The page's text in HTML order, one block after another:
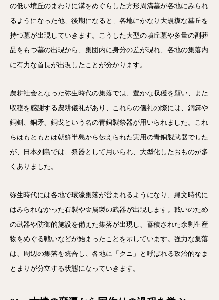
の低い墳丘のまわりに溝をめぐらした方形周溝墓が各地にみられ
るようになった他、後期になると、各地にかなり大規模な墓丘を
持つ墓が出現していきます。こうした大型の墳丘墓や多量の副葬
品をもつ墓の出現から、集団内に身分の差が現れ、各地の集落内
に有力な首長が出現したことが分かります。
農耕社会となった弥生時代の集落では、豊かな収穫を願い、また
収穫を感謝する農耕儀礼があり、これらの儀礼の際には、銅鐸や
銅剣、銅矛、銅戈という名の青銅製祭器が用いられました。これ
らはもともとは朝鮮半島から伝えられた実用の青銅製武器でした
が、日本列島では、祭器として用いられ、大型化したおものが多
くありました。
弥生時代には各地で環濠集落が営まれるようになり、縄文時代に
はみられなかった石製や金属製の武器が出現します。戦いのため
の武器や防御的施設を備えた集落が出現し、蓄積された余剰生産
物をめぐる戦いなどが始まったことを示しています。強力な集落
は、周辺の集落を統合し、各地に「クニ」と呼ばれる政治的なま
とまりが分立する状態になっていきます。